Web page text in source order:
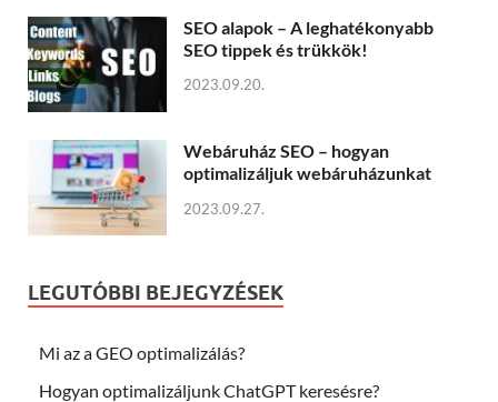
SEO alapok – A leghatékonyabb
SEO tippek és trükkök!
2023.09.20.
Webáruház SEO – hogyan
optimalizáljuk webáruházunkat
2023.09.27.
LEGUTÓBBI BEJEGYZÉSEK
Mi az a GEO optimalizálás?
Hogyan optimalizáljunk ChatGPT keresésre?